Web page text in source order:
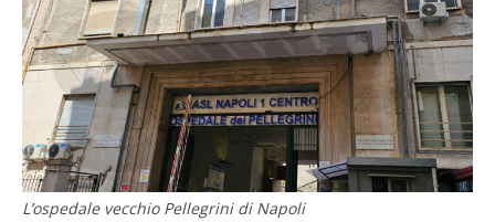
L’ospedale vecchio Pellegrini di Napoli